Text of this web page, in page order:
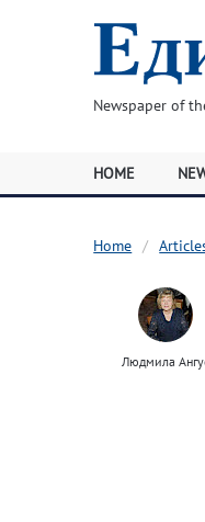
Newspaper of
HOME
Home
Людмила